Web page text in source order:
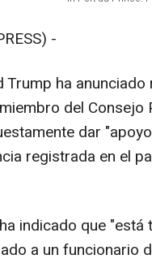
-
Trump ha
del Consejo
dar
registrada en el
indicado que
a un funcionario